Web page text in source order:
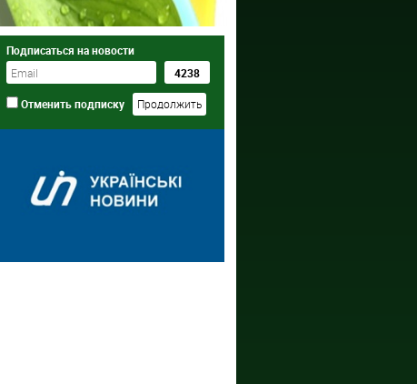
Подписаться на новости
Отменить подписку